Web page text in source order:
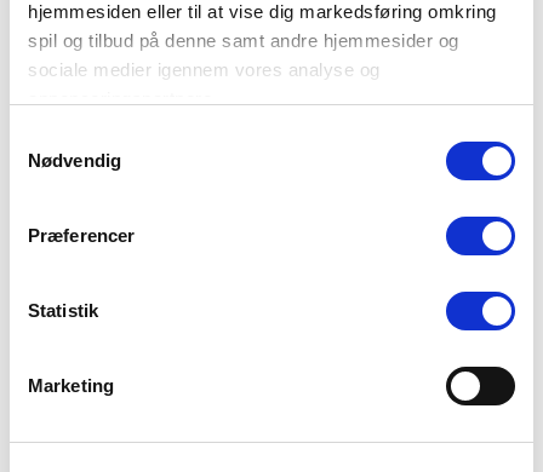
hjemmesiden eller til at vise dig markedsføring omkring
spil og tilbud på denne samt andre hjemmesider og
sociale medier igennem vores analyse og
Du kan læse mere om vores brug af cookies under
"Detaljer" eller ved at klikke videre til vores Cookiepolitik,
Nødvendig
Præferencer
Statistik
Marketing